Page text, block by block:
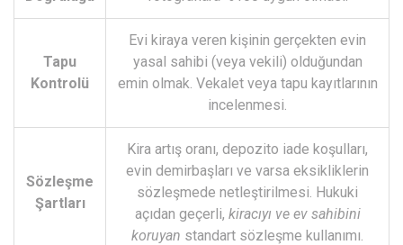
Tapu
Kontrolü
Evi kiraya veren kişinin gerçekten evin
yasal sahibi (veya vekili) olduğundan
emin olmak. Vekalet veya tapu kayıtlarının
incelenmesi.
Sözleşme
Şartları
Kira artış oranı, depozito iade koşulları,
evin demirbaşları ve varsa eksikliklerin
sözleşmede netleştirilmesi. Hukuki
açıdan geçerli, kiracıyı ve ev sahibini
koruyan standart sözleşme kullanımı.